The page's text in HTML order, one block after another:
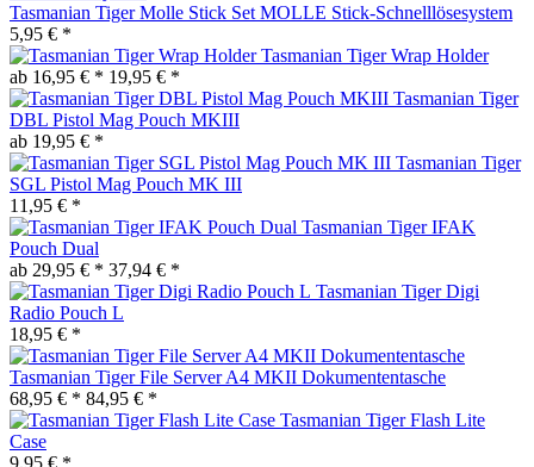
Tasmanian Tiger Molle Stick Set MOLLE Stick-Schnelllösesystem
5,95 € *
Tasmanian Tiger Wrap Holder
ab 16,95 € * 19,95 € *
Tasmanian Tiger
DBL Pistol Mag Pouch MKIII
ab 19,95 € *
Tasmanian Tiger
SGL Pistol Mag Pouch MK III
11,95 € *
Tasmanian Tiger IFAK
Pouch Dual
ab 29,95 € * 37,94 € *
Tasmanian Tiger Digi
Radio Pouch L
18,95 € *
Tasmanian Tiger File Server A4 MKII Dokumententasche
68,95 € * 84,95 € *
Tasmanian Tiger Flash Lite
Case
9,95 € *